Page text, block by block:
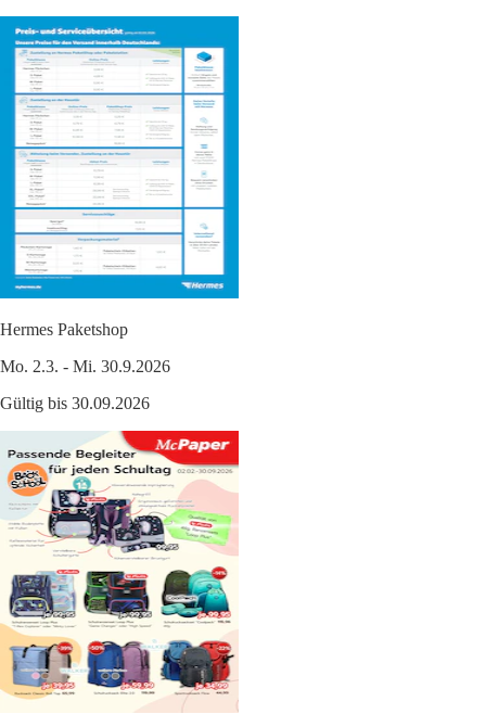
Hermes Paketshop
Mo. 2.3. - Mi. 30.9.2026
Gültig bis 30.09.2026